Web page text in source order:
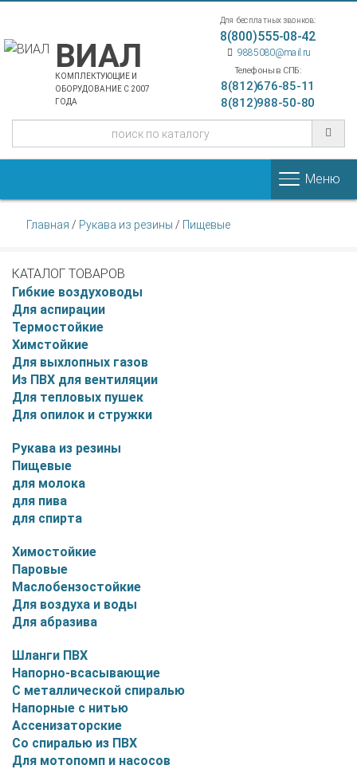
ВИАЛ
КОМПЛЕКТУЮЩИЕ И
ОБОРУДОВАНИЕ С 2007
ГОДА
Для бесплатных звонков:
8(800)555-08-42
9885080@mail.ru
Телефоны в СПБ:
8(812)676-85-11
8(812)988-50-80
Меню
Главная / Рукава из резины / Пищевые
КАТАЛОГ ТОВАРОВ
Гибкие воздуховоды
Для аспирации
Термостойкие
Химстойкие
Для выхлопных газов
Из ПВХ для вентиляции
Для тепловых пушек
Для опилок и стружки
Рукава из резины
Пищевые
для молока
для пива
для спирта
Химостойкие
Паровые
Маслобензостойкие
Для воздуха и воды
Для абразива
Шланги ПВХ
Напорно-всасывающие
С металлической спиралью
Напорные с нитью
Ассенизаторские
Со спиралью из ПВХ
Для мотопомп и насосов